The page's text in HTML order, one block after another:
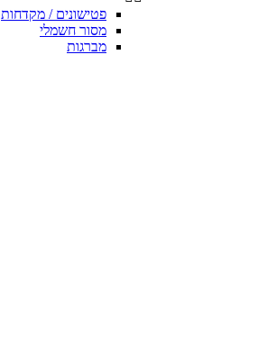
פטישונים / מקדחות
מסור חשמלי
מברגות